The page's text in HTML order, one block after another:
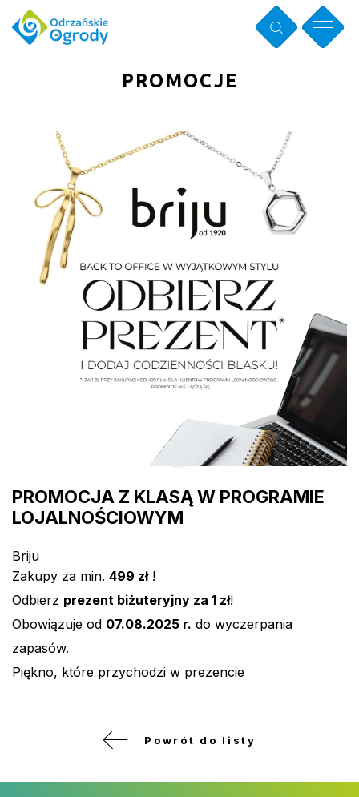
PROMOCJE
PROMOCJA Z KLASĄ W PROGRAMIE
LOJALNOŚCIOWYM
Briju
Zakupy za min. 499 zł!
Odbierz prezent biżuteryjny za 1 zł!
Obowiązuje od 07.08.2025 r. do wyczerpania
zapasów.
Piękno, które przychodzi w prezencie
Powrót do listy